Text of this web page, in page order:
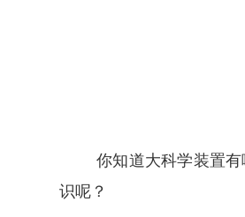
你知道大科学装置
识呢？